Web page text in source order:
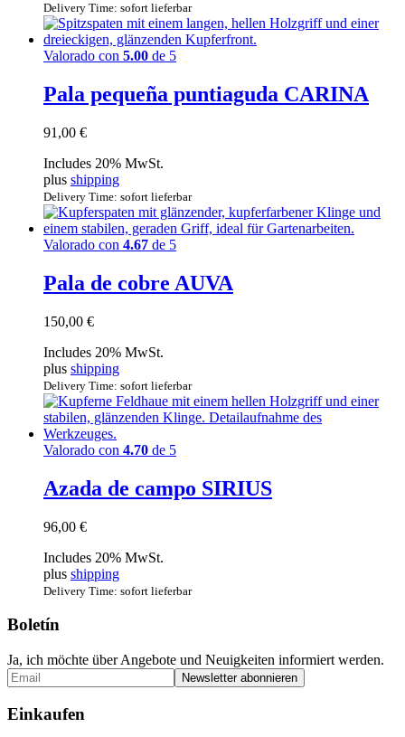
Delivery Time: sofort lieferbar
Valorado con 5.00 de 5
Pala pequeña puntiaguda CARINA
91,00 €
Includes 20% MwSt.
plus shipping
Delivery Time: sofort lieferbar
Valorado con 4.67 de 5
Pala de cobre AUVA
150,00 €
Includes 20% MwSt.
plus shipping
Delivery Time: sofort lieferbar
Valorado con 4.70 de 5
Azada de campo SIRIUS
96,00 €
Includes 20% MwSt.
plus shipping
Delivery Time: sofort lieferbar
Boletín
Ja, ich möchte über Angebote und Neuigkeiten informiert werden.
Einkaufen